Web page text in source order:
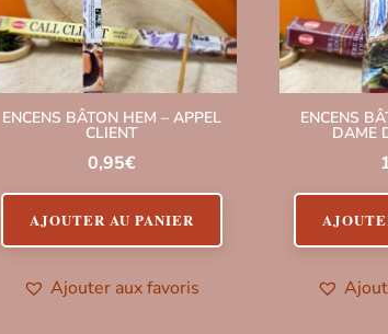
ENCENS BÂTON HEM – APPEL
CLIENT
0,95€
AJOUTER AU PANIER
Ajouter aux favoris
ENCENS
DAME